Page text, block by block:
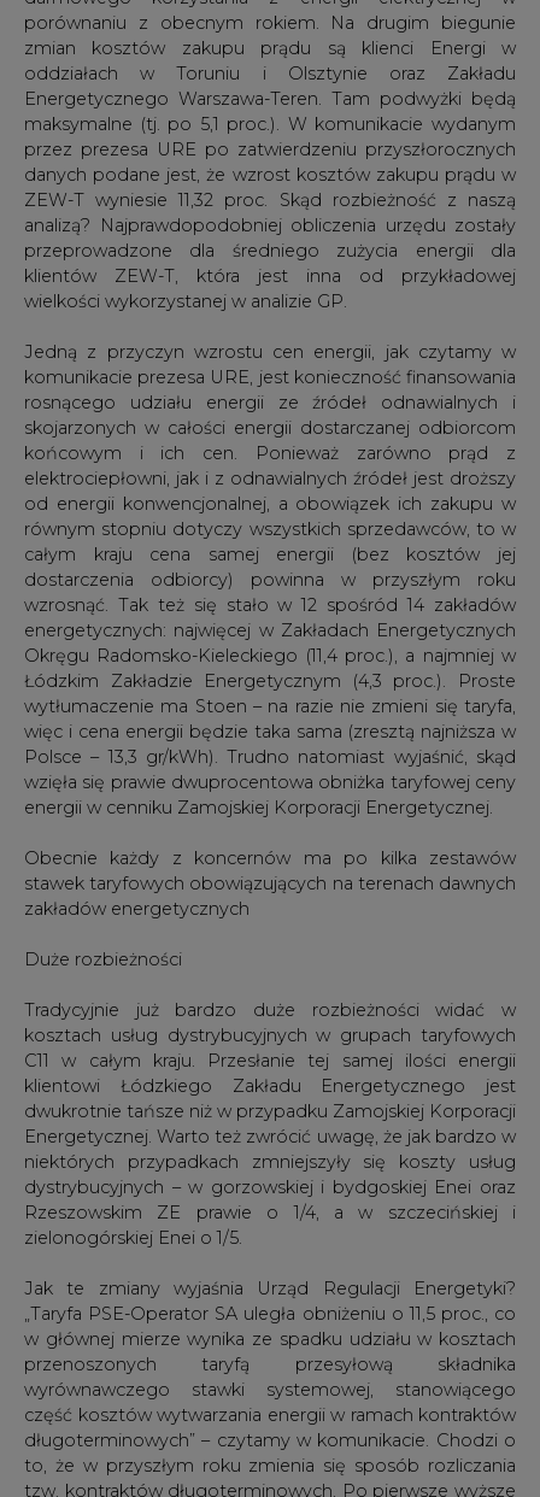
komunikacie prezesa URE, jest konieczność finansowania
rosnącego udziału energii ze źródeł odnawialnych i
skojarzonych w całości energii dostarczanej odbiorcom
końcowym i ich cen. Ponieważ zarówno prąd z
elektrociepłowni, jak i z odnawialnych źródeł jest droższy
od energii konwencjonalnej, a obowiązek ich zakupu w
równym stopniu dotyczy wszystkich sprzedawców, to w
całym kraju cena samej energii (bez kosztów jej
dostarczenia odbiorcy) powinna w przyszłym roku
wzrosnąć. Tak też się stało w 12 spośród 14 zakładów
energetycznych: najwięcej w Zakładach Energetycznych
Okręgu Radomsko-Kieleckiego (11,4 proc.), a najmniej w
Łódzkim Zakładzie Energetycznym (4,3 proc.). Proste
wytłumaczenie ma Stoen – na razie nie zmieni się taryfa,
więc i cena energii będzie taka sama (zresztą najniższa w
Polsce – 13,3 gr/kWh). Trudno natomiast wyjaśnić, skąd
wzięła się prawie dwuprocentowa obniżka taryfowej ceny
energii w cenniku Zamojskiej Korporacji Energetycznej.
Obecnie każdy z koncernów ma po kilka zestawów
stawek taryfowych obowiązujących na terenach dawnych
zakładów energetycznych
Duże rozbieżności
Tradycyjnie już bardzo duże rozbieżności widać w
kosztach usług dystrybucyjnych w grupach taryfowych
C11 w całym kraju. Przesłanie tej samej ilości energii
klientowi Łódzkiego Zakładu Energetycznego jest
dwukrotnie tańsze niż w przypadku Zamojskiej Korporacji
Energetycznej. Warto też zwrócić uwagę, że jak bardzo w
niektórych przypadkach zmniejszyły się koszty usług
dystrybucyjnych – w gorzowskiej i bydgoskiej Enei oraz
Rzeszowskim ZE prawie o 1/4, a w szczecińskiej i
zielonogórskiej Enei o 1/5.
Jak te zmiany wyjaśnia Urząd Regulacji Energetyki?
„Taryfa PSE-Operator SA uległa obniżeniu o 11,5 proc., co
przenoszonych taryfą przesyłową składnika
wyrównawczego stawki systemowej, stanowiącego
część kosztów wytwarzania energii w ramach kontraktów
długoterminowych” – czytamy w komunikacie. Chodzi o
to, że w przyszłym roku zmienia się sposób rozliczania
tzw. kontraktów długoterminowych. Po pierwsze wyższe
ceny prądu z KDT będą uwzględnione w taryfie Polskich
Sieci Elektroenergetycznych (zakłady energetyczne
muszą kupować ok. 1/3 swojego rocznego
zapotrzebowania właśnie od PSE) – stąd też wzrost
taryfowych cen energii. Po drugie – mniejsza część
finansowania KDT przypadnie na tzw. opłatę
wyrównawczą, która jako składnik taryfy PSE-Operator
przenoszona jest do cenników zakładów
energetycznych w części opłat za dostawy prądu.
Wyjaśnienia regulatora
Dlaczego te same przyczyny zmian cen w różny sposób
wpływają na zmiany kosztów zakupu prądu w